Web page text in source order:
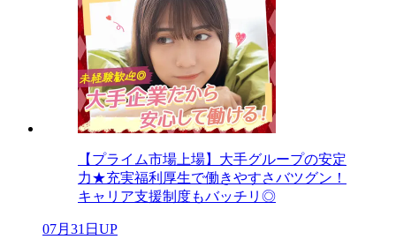
【プライム市場上場】大手グループの安定
力★充実福利厚生で働きやすさバツグン！
キャリア支援制度もバッチリ◎
07月31日UP